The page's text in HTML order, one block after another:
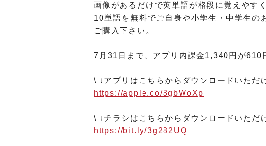
画像があるだけで英単語が格段に覚えやす
10単語を無料でご自身や小学生・ 中学生の
ご購入下さい 。
7月31日まで、アプリ内課金1,340円が610
\ ↓アプリはこちらからダウンロードいただ
https://apple.co/3gbWoXp
\ ↓チラシはこちらからダウンロードいただ
https://bit.ly/3g282UQ